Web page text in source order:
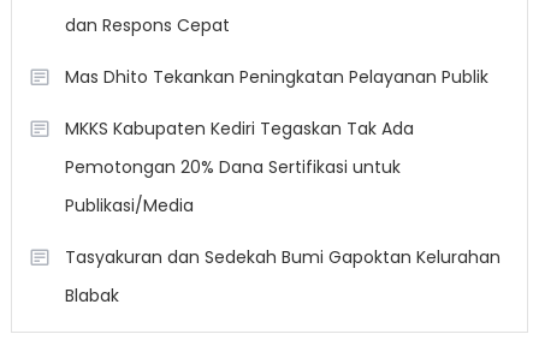
dan Respons Cepat
Mas Dhito Tekankan Peningkatan Pelayanan Publik
MKKS Kabupaten Kediri Tegaskan Tak Ada
Pemotongan 20% Dana Sertifikasi untuk
Publikasi/Media
Tasyakuran dan Sedekah Bumi Gapoktan Kelurahan
Blabak